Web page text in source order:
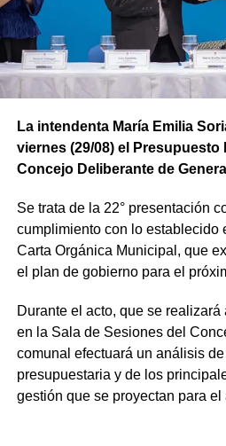
La intendenta María Emilia
viernes (29/08) el Presupuesto
Concejo Deliberante de
Se trata de la 22° presentación
cumplimiento con lo establecido
Carta Orgánica Municipal, que
el plan de gobierno para el
Durante el acto, que se
en la Sala de Sesiones del
comunal efectuará un análisis
presupuestaria y de los
gestión que se proyectan para el